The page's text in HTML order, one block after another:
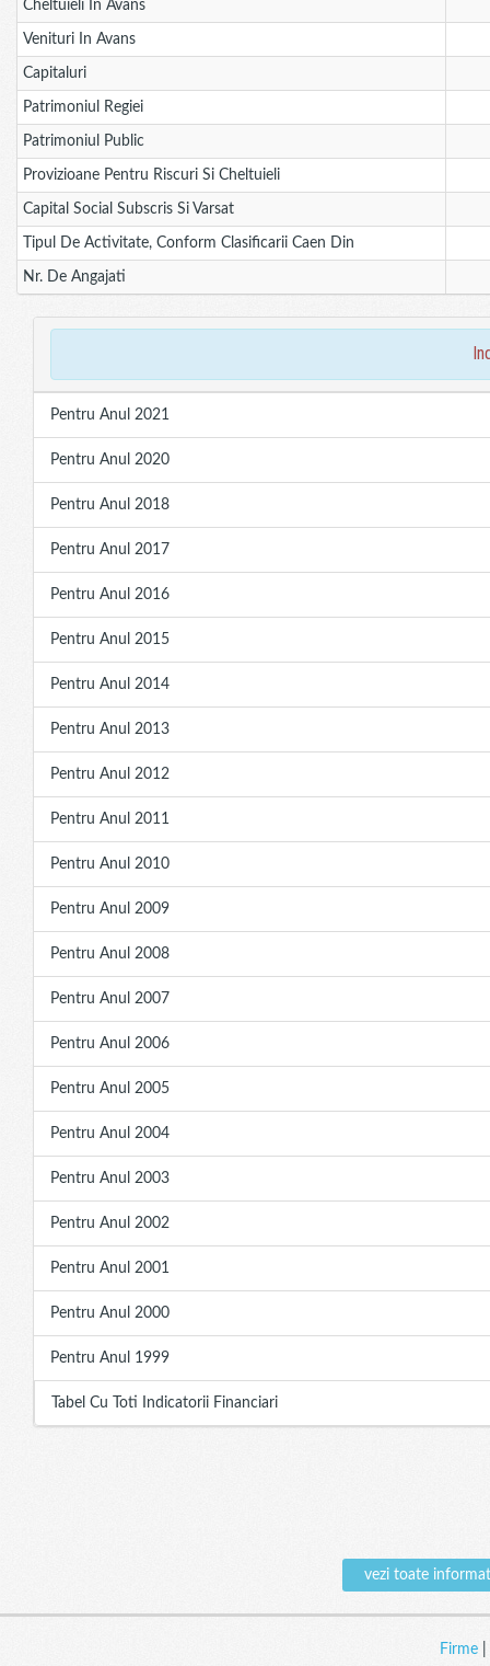
Cheltuieli In Avans
Venituri In Avans
Capitaluri
Patrimoniul Regiei
Patrimoniul Public
Provizioane Pentru Riscuri Si Cheltuieli
Capital Social Subscris Si Varsat
Tipul De Activitate, Conform Clasificarii Caen Din
Nr. De Angajati
Pentru Anul 2021
Pentru Anul 2020
Pentru Anul 2018
Pentru Anul 2017
Pentru Anul 2016
Pentru Anul 2015
Pentru Anul 2014
Pentru Anul 2013
Pentru Anul 2012
Pentru Anul 2011
Pentru Anul 2010
Pentru Anul 2009
Pentru Anul 2008
Pentru Anul 2007
Pentru Anul 2006
Pentru Anul 2005
Pentru Anul 2004
Pentru Anul 2003
Pentru Anul 2002
Pentru Anul 2001
Pentru Anul 2000
Pentru Anul 1999
Tabel Cu Toti Indicatorii Financiari
vezi toate
Firme|